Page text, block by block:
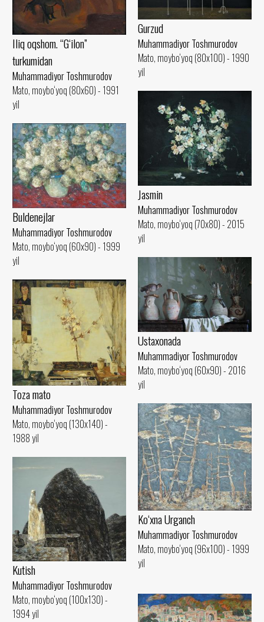
Iliq oqshom. “G‘ilon”
turkumidan
Muhammadiyor Toshmurodov
Mato, moybo‘yoq (80x60) - 1991
yil
Gurzud
Muhammadiyor Toshmurodov
Mato, moybo‘yoq (80x100) - 1990
yil
Jasmin
Muhammadiyor Toshmurodov
Mato, moybo‘yoq (70x80) - 2015
yil
Buldenejlar
Muhammadiyor Toshmurodov
Mato, moybo‘yoq (60x90) - 1999
yil
Ustaxonada
Muhammadiyor Toshmurodov
Mato, moybo‘yoq (60x90) - 2016
yil
Toza mato
Muhammadiyor Toshmurodov
Mato, moybo‘yoq (130x140) -
1988 yil
Ko‘xna Urganch
Muhammadiyor Toshmurodov
Mato, moybo‘yoq (96x100) - 1999
yil
Kutish
Muhammadiyor Toshmurodov
Mato, moybo‘yoq (100x130) -
1994 yil